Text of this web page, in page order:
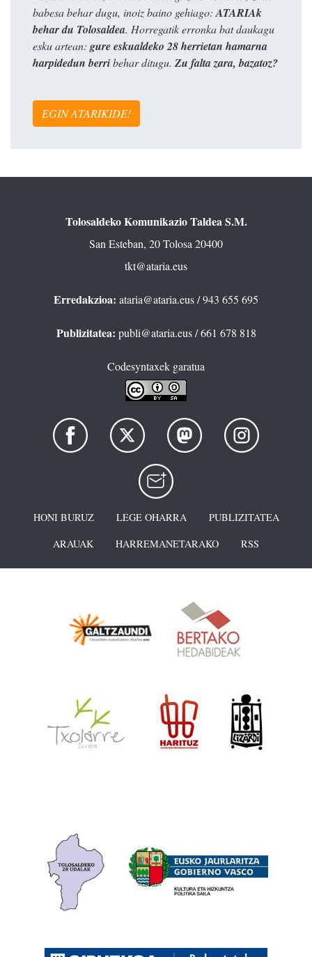
babesa behar dugu, inoiz baino gehiago: ATARIAk
behar du Tolosaldea. Horregatik erronka bat daukagu
esku artean: gure eskualdeko 28 herrietan hamarna
harpidedun berribehar ditugu. Zu falta zara, bazatoz?
EGIN ATARIKIDE!
Tolosaldeko Komunikazio Taldea S.M.
San Esteban, 20 Tolosa 20400
tkt@ataria.eus
Erredakzioa: ataria@ataria.eus/ 943 655 695
Publizitatea: publi@ataria.eus/ 661 678 818
Codesyntaxek garatua
HONI BURUZ LEGE OHARRA
PUBLIZITATEA
ARAUAK
HARREMANETARAKO RSS